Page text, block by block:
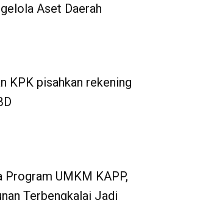
Aset Daerah
KPK pisahkan rekening
Program UMKM KAPP,
Terbengkalai Jadi